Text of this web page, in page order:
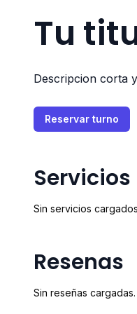
Tu
Descripcion corta
Reservar turno
Servicios
Sin servicios
Resenas
Sin reseñas cargadas.